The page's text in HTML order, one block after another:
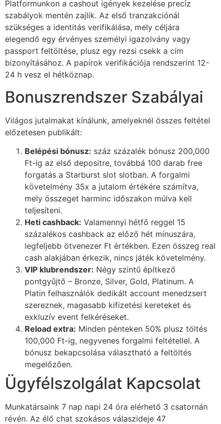
Panel
Panel
Panel
Panel
Panel
Panel
Panel
panel
panel
panel
giriş
sale
Forum
escort
Platformunkon a cashout igények kezelése precíz
szabályok mentén zajlik. Az első tranzakciónál
szükséges a identitás verifikálása, mely céljára
elegendő egy érvényes személyi igazolvány vagy
passport feltöltése, plusz egy rezsi csekk a cím
bizonyításához. A papírok verifikációja rendszerint 12-
24 h vesz el hétköznap.
Bonuszrendszer Szabályai
Világos jutalmakat kínálunk, amelyeknél összes feltétel
előzetesen publikált:
Belépési bónusz: száz százalék bónusz 200,000
Ft-ig az első depositre, továbbá 100 darab free
forgatás a Starburst slot slotban. A forgalmi
követelmény 35x a jutalom értékére számítva,
mely összeget harminc időszakon múlva kell
teljesíteni.
Heti cashback: Valamennyi hétfő reggel 15
százalékos cashback az előző hét mínuszára,
legfeljebb ötvenezer Ft értékben. Ezen összeg real
cash alakjában érkezik, nincs játék követelmény.
VIP klubrendszer: Négy szintű építkező
pontgyűjtő – Bronze, Silver, Gold, Platinum. A
Platin felhasználók dedikált account menedzsert
szereznek, magasabb kifizetési kereteket és
exkluzív event felkéréseket.
Reload extra: Minden pénteken 50% plusz töltés
100,000 Ft-ig, negyvenes forgalmi feltétellel. A
bónusz bekapcsolása választható a feltöltés
megelőzően.
Ügyfélszolgálat Kapcsolat
Munkatársaink 7 nap napi 24 óra elérhető 3 csatornán
révén. Az élő chat szokásos válaszideje 47